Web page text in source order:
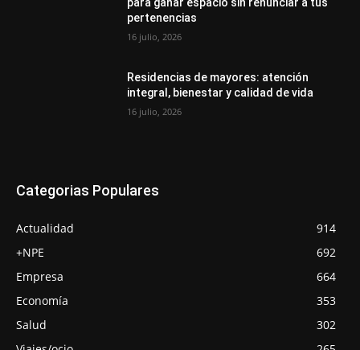
para ganar espacio sin renunciar a tus
pertenencias
16 julio, 2026
Residencias de mayores: atención
integral, bienestar y calidad de vida
16 julio, 2026
Categorias Populares
Actualidad
914
+NPE
692
Empresa
664
Economía
353
Salud
302